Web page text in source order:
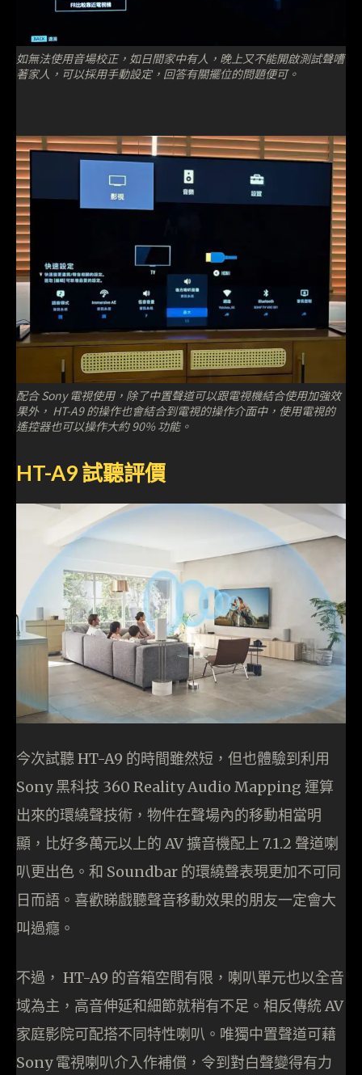
如無法使用音場校正，如日間家中有人，晚上又不能開啟測試聲嘈
著家人，可以採用手動設定，回答有關擺位的問題便可。
配合 Sony 電視使用，除了中置聲道可以跟電視機結合使用加強效
果外， HT-A9 的操作也會結合到電視的操作介面中，使用電視的
遙控器也可以操作大約 90% 功能。
HT-A9 試聽評價
今次試聽 HT-A9 的時間雖然短，但也體驗到利用
Sony 黑科技 360 Reality Audio Mapping 運算
出來的環繞聲技術，物件在聲場內的移動相當明
顯，比好多萬元以上的 AV 擴音機配上 7.1.2 聲道喇
叭更出色。和 Soundbar 的環繞聲表現更加不可同
日而語。喜歡睇戲聽聲音移動效果的朋友一定會大
叫過癮。
不過， HT-A9 的音箱空間有限，喇叭單元也以全音
域為主，高音伸延和細節就稍有不足。相反傳統 AV
家庭影院可配搭不同特性喇叭。唯獨中置聲道可藉
Sony 電視喇叭介入作補償，令到對白聲變得有力